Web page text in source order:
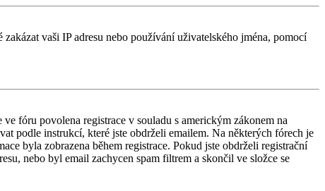
vaši IP adresu nebo používání uživatelského jména, pomocí
fóru povolena registrace v souladu s americkým zákonem na
podle instrukcí, které jste obdrželi emailem. Na některých fórech je
byla zobrazena během registrace. Pokud jste obdrželi registrační
nebo byl email zachycen spam filtrem a skončil ve složce se